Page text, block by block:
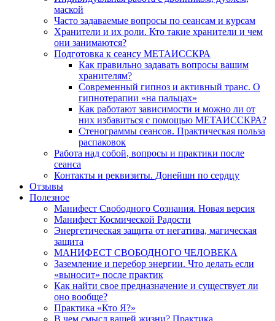
маской
Часто задаваемые вопросы по сеансам и курсам
Хранители и их роли. Кто такие хранители и чем
они занимаются?
Подготовка к сеансу МЕТАИССКРА
Как правильно задавать вопросы вашим
хранителям?
Современный гипноз и активный транс. О
гипнотерапии «на пальцах»
Как работают зависимости и можно ли от
них избавиться с помощью МЕТАИССКРА?
Стенограммы сеансов. Практическая польза
распаковок
Работа над собой, вопросы и практики после
сеанса
Контакты и реквизиты. Донейшн по сердцу
Отзывы
Полезное
Манифест Свободного Сознания. Новая версия
Манифест Космической Радости
Энергетическая защита от негатива, магическая
защита
МАНИФЕСТ СВОБОДНОГО ЧЕЛОВЕКА
Заземление и перебор энергии. Что делать если
«выносит» после практик
Как найти свое предназначение и существует ли
оно вообще?
Практика «Кто Я?»
В чем смысл вашей жизни? Практика